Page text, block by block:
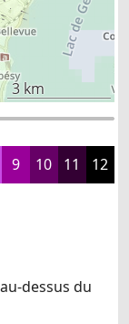
3 km
9 10 11 12
dessus du